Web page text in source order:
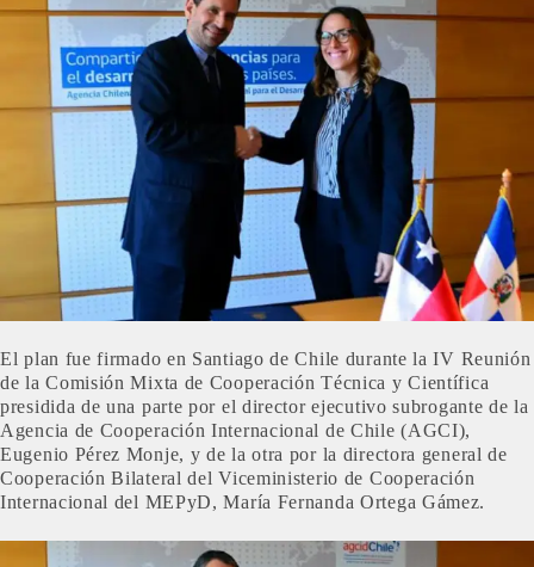
El plan fue firmado en Santiago de Chile durante la IV Reunión
de la Comisión Mixta de Cooperación Técnica y Científica
presidida de una parte por el director ejecutivo subrogante de la
Agencia de Cooperación Internacional de Chile (AGCI),
Eugenio Pérez Monje, y de la otra por la directora general de
Cooperación Bilateral del Viceministerio de Cooperación
Internacional del MEPyD, María Fernanda Ortega Gámez.